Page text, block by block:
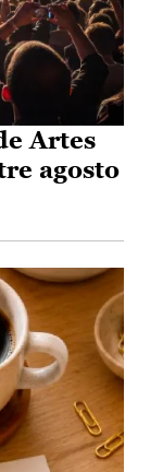
Artes
agosto